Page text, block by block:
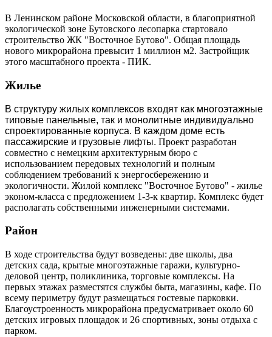
В Ленинском районе Московской области, в благоприятной
экологической зоне Бутовского лесопарка стартовало
строительство ЖК "Восточное Бутово". Общая площадь
нового микрорайона превысит 1 миллион м2. Застройщик
этого масштабного проекта - ПИК.
Жилье
В структуру жилых комплексов входят как многоэтажные
типовые панельные, так и монолитные индивидуально
спроектированные корпуса. В каждом доме есть
пассажирские и грузовые лифты. Проект разработан
совместно с немецким архитектурным бюро с
использованием передовых технологий и полным
соблюдением требований к энергосбережению и
экологичности. Жилой комплекс "Восточное Бутово" - жилье
эконом-класса с предложением 1-3-к квартир. Комплекс будет
располагать собственными инженерными системами.
Район
В ходе строительства будут возведены: две школы, два
детских сада, крытые многоэтажные гаражи, культурно-
деловой центр, поликлиника, торговые комплексы. На
первых этажах разместятся службы быта, магазины, кафе. По
всему периметру будут размещаться гостевые парковки.
Благоустроенность микрорайона предусматривает около 60
детских игровых площадок и 26 спортивных, зоны отдыха с
парком.